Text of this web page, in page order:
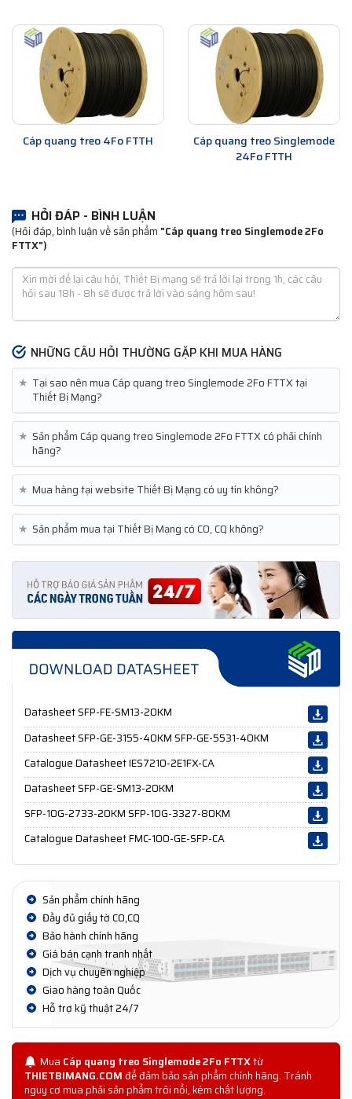
Cáp quang treo 4Fo FTTH
Cáp quang treo Singlemode
24Fo FTTH
HỎI ĐÁP - BÌNH LUẬN
(Hỏi đáp, bình luận về sản phẩm "Cáp quang treo Singlemode 2Fo
FTTX")
NHỮNG CÂU HỎI THƯỜNG GẶP KHI MUA HÀNG
★ Tại sao nên mua Cáp quang treo Singlemode 2Fo FTTX tại
Thiết Bị Mạng?
★ Sản phẩm Cáp quang treo Singlemode 2Fo FTTX có phải chính
hãng?
★ Mua hàng tại website Thiết Bị Mạng có uy tín không?
★ Sản phẩm mua tại Thiết Bị Mạng có CO, CQ không?
Datasheet SFP-FE-SM13-20KM
Datasheet SFP-GE-3155-40KM SFP-GE-5531-40KM
Catalogue Datasheet IES7210-2E1FX-CA
Datasheet SFP-GE-SM13-20KM
SFP-10G-2733-20KM SFP-10G-3327-80KM
Catalogue Datasheet FMC-100-GE-SFP-CA
Sản phẩm chính hãng
Đầy đủ giấy tờ CO,CQ
Bảo hành chính hãng
Giá bán cạnh tranh nhất
Dịch vụ chuyên nghiệp
Giao hàng toàn Quốc
Hỗ trợ kỹ thuật 24/7
Mua Cáp quang treo Singlemode 2Fo FTTXtừ
THIETBIMANG.COMđể đảm bảo sản phẩm chính hãng. Tránh
nguy cơ mua phải sản phẩm trôi nổi, kém chất lượng.